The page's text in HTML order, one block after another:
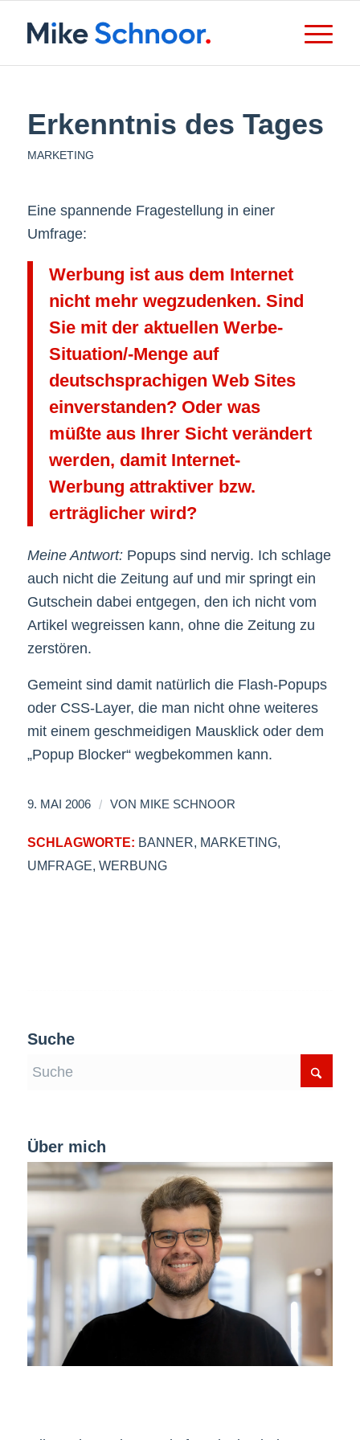
Erkenntnis des Tages
MARKETING
Eine spannende Fragestellung in einer
Umfrage:
Werbung ist aus dem Internet
nicht mehr wegzudenken. Sind
Sie mit der aktuellen Werbe-
Situation/-Menge auf
deutschsprachigen Web Sites
einverstanden? Oder was
müßte aus Ihrer Sicht verändert
werden, damit Internet-
Werbung attraktiver bzw.
erträglicher wird?
Meine Antwort:Popups sind nervig. Ich schlage
auch nicht die Zeitung auf und mir springt ein
Gutschein dabei entgegen, den ich nicht vom
Artikel wegreissen kann, ohne die Zeitung zu
zerstören.
Gemeint sind damit natürlich die Flash-Popups
oder CSS-Layer, die man nicht ohne weiteres
mit einem geschmeidigen Mausklick oder dem
„Popup Blocker“ wegbekommen kann.
9. MAI 2006 / VON MIKE SCHNOOR
SCHLAGWORTE: BANNER, MARKETING,
UMFRAGE, WERBUNG
Suche
Über mich